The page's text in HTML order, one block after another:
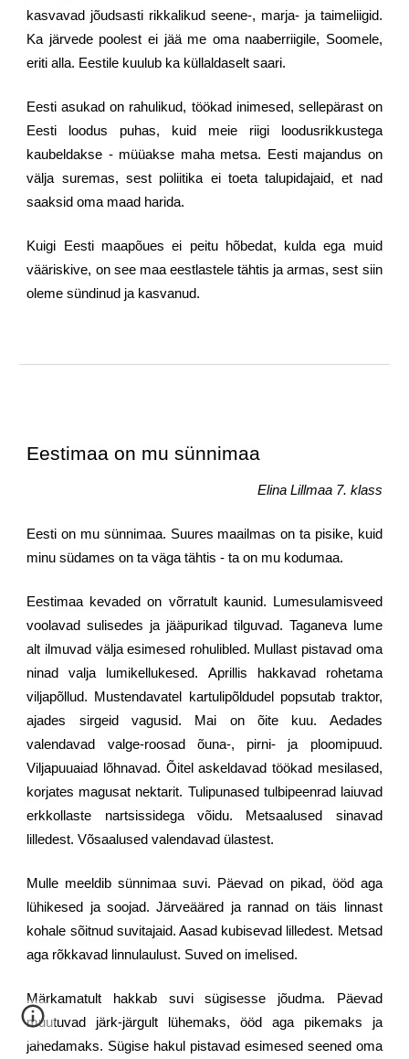
kasvavad jõudsasti rikkalikud seene-, marja- ja taimeliigid.
Ka järvede poolest ei jää me oma naaberriigile, Soomele,
eriti alla. Eestile kuulub ka küllaldaselt saari.
Eesti asukad on rahulikud, töökad inimesed, sellepärast on
Eesti loodus puhas, kuid meie riigi loodusrikkustega
kaubeldakse - müüakse maha metsa. Eesti majandus on
välja suremas, sest poliitika ei toeta talupidajaid, et nad
saaksid oma maad harida.
Kuigi Eesti maapõues ei peitu hõbedat, kulda ega muid
vääriskive, on see maa eestlastele tähtis ja armas, sest siin
oleme sündinud ja kasvanud.
Eestimaa on mu sünnimaa
Elina Lillmaa 7. klass
Eesti on mu sünnimaa. Suures maailmas on ta pisike, kuid
minu südames on ta väga tähtis - ta on mu kodumaa.
Eestimaa kevaded on võrratult kaunid. Lumesulamisveed
voolavad sulisedes ja jääpurikad tilguvad. Taganeva lume
alt ilmuvad välja esimesed rohulibled. Mullast pistavad oma
ninad valja lumikellukesed. Aprillis hakkavad rohetama
viljapõllud. Mustendavatel kartulipõldudel popsutab traktor,
ajades sirgeid vagusid. Mai on õite kuu. Aedades
valendavad valge-roosad õuna-, pirni- ja ploomipuud.
Viljapuuaiad lõhnavad. Õitel askeldavad töökad mesilased,
korjates magusat nektarit. Tulipunased tulbipeenrad laiuvad
erkkollaste nartsissidega võidu. Metsaalused sinavad
lilledest. Võsaalused valendavad ülastest.
Mulle meeldib sünnimaa suvi. Päevad on pikad, ööd aga
lühikesed ja soojad. Järveääred ja rannad on täis linnast
kohale sõitnud suvitajaid. Aasad kubisevad lilledest. Metsad
aga rõkkavad linnulaulust. Suved on imelised.
Märkamatult hakkab suvi sügisesse jõudma. Päevad
muutuvad järk-järgult lühemaks, ööd aga pikemaks ja
jahedamaks. Sügise hakul pistavad esimesed seened oma